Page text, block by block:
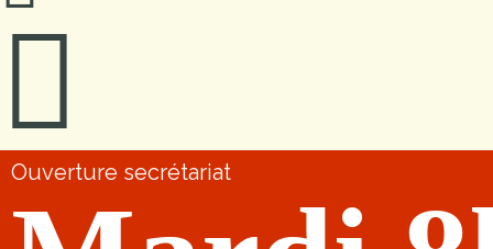
Ouverture secrétariat